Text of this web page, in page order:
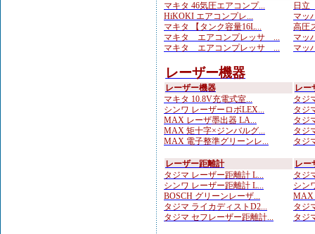
マキタ 46気圧エアコンプ...
HiKOKI エアコンプレ...
マキタ 【タンク容量16L...
マキタ エアコンプレッサ ...
マキタ エアコンプレッサ ...
日立
マッ
高圧
マッ
マッ
レーザー機器
レーザー機器
マキタ 10.8V充電式室...
シンワ レーザーロボLEX...
MAX レーザ墨出器 LA...
MAX 矩十字×ジンバルグ...
MAX 電子整準グリーンレ...
レー
タジ
タジ
タジ
タジ
タジ
レーザー距離計
タジマ レーザー距離計 L...
シンワ レーザー距離計 L...
BOSCH グリーンレーザ...
タジマ ライカディストD2...
タジマ セフレーザー距離計...
レー
タジ
シン
MAX
タジ
タジ